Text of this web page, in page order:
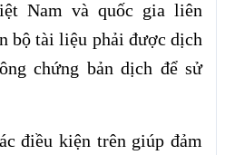
Nam và quốc gia liên
bộ tài liệu phải được dịch
chứng bản dịch để sử
điều kiện trên giúp đảm